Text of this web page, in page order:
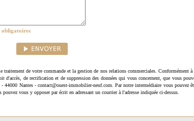
obligatoires
de votre commande et la gestion de nos relations commerciales. Conformément à
de rectification et de suppression des données qui vous concernent, que vous
44000 Nantes - contact@ouest-immobilier-neuf.com. Par notre intermédiaire vous pouvez
vous y opposer par écrit en adressant un courrier à l'adresse indiquée ci-dessus.